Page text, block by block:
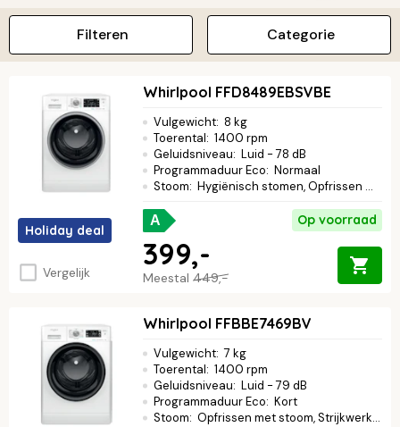
aanpassen voor een optimaal en zuinig resultaat! Profiteer van
innovatieve functies zoals FreshCare+ om je wasgoed tot wel 6
uur na het wassen fris te houden.
Categorie
Filteren
Holiday deal
Vergelijk
Whirlpool FFD8489EBSVBE
Vulgewicht: 8 kg
Toerental: 1400 rpm
Geluidsniveau: Luid - 78 dB
Programmaduur Eco: Normaal
Stoom: Hygiënisch stomen, Opfrissen met stoom, Strijkwerk verminderen
A Op voorraad
Meestal 449,-
399,-
Whirlpool FFBBE7469BV
Vulgewicht: 7 kg
Toerental: 1400 rpm
Geluidsniveau: Luid - 79 dB
Programmaduur Eco: Kort
Stoom: Opfrissen met stoom, Strijkwerk verminderen